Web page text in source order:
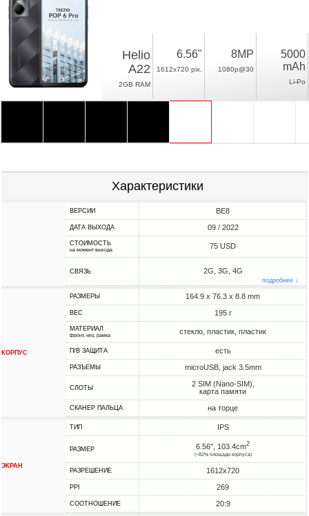
Helio
A22
2GB RAM
6.56"
1612x720 pix.
8MP
1080p@30
5000
mAh
Li-Po
Характеристики
ВЕРСИИ BE8
ДАТА ВЫХОДА 09 / 2022
СТОИМОСТЬ
на момент выхода 75 USD
СВЯЗЬ 2G, 3G, 4G
подробнее ↓
КОРПУС
РАЗМЕРЫ 164.9 x 76.3 x 8.8 mm
ВЕС 195 г
МАТЕРИАЛ
фронт, низ, рамка стекло, пластик, пластик
П/В ЗАЩИТА есть
РАЗЪЕМЫ microUSB, jack 3.5mm
СЛОТЫ
2 SIM (Nano-SIM),
карта памяти
СКАНЕР ПАЛЬЦА на торце
ЭКРАН
ТИП IPS
РАЗМЕР 6.56", 103.4cm2
(~82% площади корпуса)
РАЗРЕШЕНИЕ 1612x720
PPI 269
СООТНОШЕНИЕ 20:9